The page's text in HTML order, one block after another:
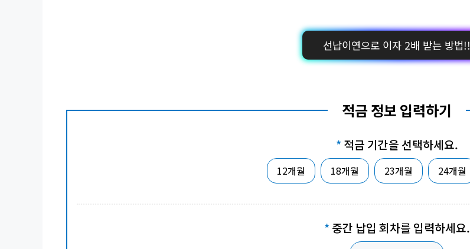
선납이연으로 이자 2배 받는 방법!!
적금 정보 입력하기
적금 기간을 선택하세요.
12개월 18개월 23개월 24개월
중간 납입 회차를 입력하세요.